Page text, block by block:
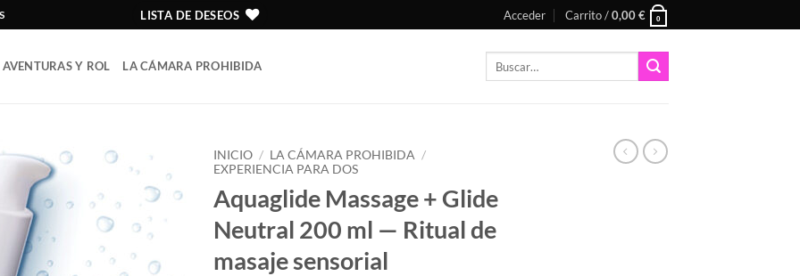
LISTA DE DESEOS Acceder Carrito /0,00€ 0
AVENTURAS Y ROL LA CÁMARA PROHIBIDA
Añadir
a la
lista
deseos
INICIO / LA CÁMARA PROHIBIDA /
EXPERIENCIA PARA DOS
Aquaglide Massage + Glide
Neutral 200 ml — Ritual de
masaje sensorial